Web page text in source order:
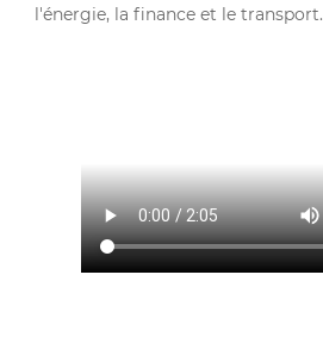
l'énergie, la finance et le transport.